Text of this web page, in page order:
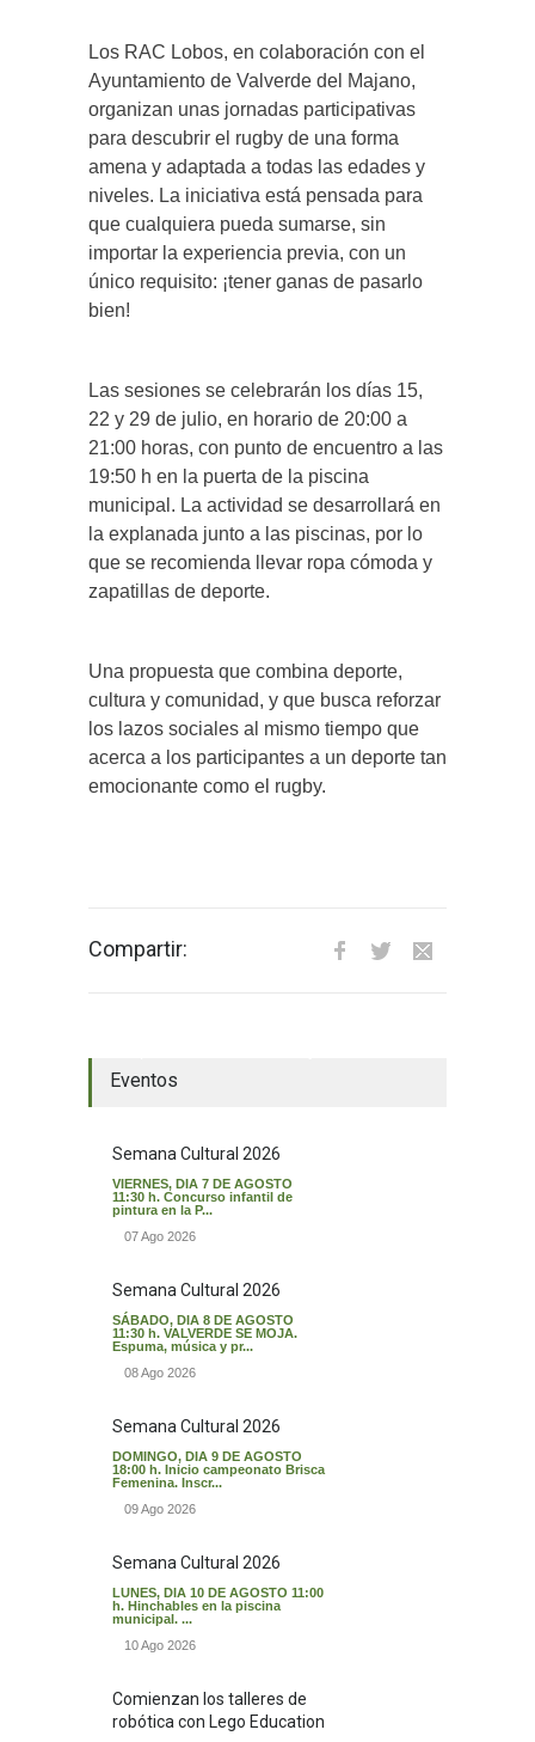
Los RAC Lobos, en colaboración con el
Ayuntamiento de Valverde del Majano,
organizan unas jornadas participativas
para descubrir el rugby de una forma
amena y adaptada a todas las edades y
niveles. La iniciativa está pensada para
que cualquiera pueda sumarse, sin
importar la experiencia previa, con un
único requisito: ¡tener ganas de pasarlo
bien!
Las sesiones se celebrarán los días 15,
22 y 29 de julio, en horario de 20:00 a
21:00 horas, con punto de encuentro a las
19:50 h en la puerta de la piscina
municipal. La actividad se desarrollará en
la explanada junto a las piscinas, por lo
que se recomienda llevar ropa cómoda y
zapatillas de deporte.
Una propuesta que combina deporte,
cultura y comunidad, y que busca reforzar
los lazos sociales al mismo tiempo que
acerca a los participantes a un deporte tan
emocionante como el rugby.
Compartir:
Eventos
Semana Cultural 2026
VIERNES, DIA 7 DE AGOSTO
11:30 h. Concurso infantil de
pintura en la P...
07 Ago 2026
Semana Cultural 2026
SÁBADO, DIA 8 DE AGOSTO
11:30 h. VALVERDE SE MOJA.
Espuma, música y pr...
08 Ago 2026
Semana Cultural 2026
DOMINGO, DIA 9 DE AGOSTO
18:00 h. Inicio campeonato Brisca
Femenina. Inscr...
09 Ago 2026
Semana Cultural 2026
LUNES, DIA 10 DE AGOSTO 11:00
h. Hinchables en la piscina
municipal. ...
10 Ago 2026
Comienzan los talleres de
robótica con Lego Education